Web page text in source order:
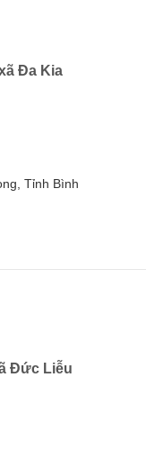
Đa Kia
Tỉnh Bình
Đức Liễu